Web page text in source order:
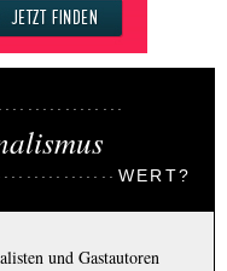
WERT?
und Gastautoren